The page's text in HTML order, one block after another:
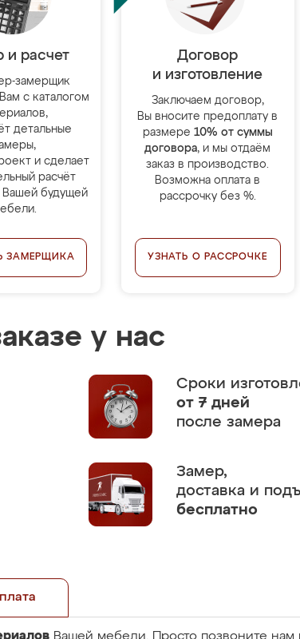
и расчет
замерщик
с каталогом
детальные
и сделает
расчёт
Вашей будущей
ЗАМЕРЩИКА
Договор
и изготовление
Заключаем договор,
Вы вносите предоплату в
размере 10% от суммы
договора, и мы отдаём
заказ в производство.
Возможна оплата в
рассрочку без %.
УЗНАТЬ О РАССРОЧКЕ
у нас
Сроки
от 7 дней
после замера
Замер,
доставка и
бесплатно